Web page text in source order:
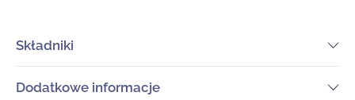
Składniki
Dodatkowe informacje